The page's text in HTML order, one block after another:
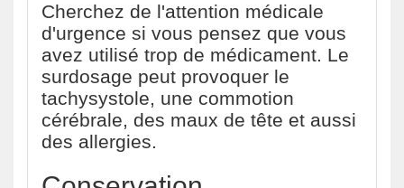
Cherchez de l'attention médicale
d'urgence si vous pensez que vous
avez utilisé trop de médicament. Le
surdosage peut provoquer le
tachysystole, une commotion
cérébrale, des maux de tête et aussi
des allergies.